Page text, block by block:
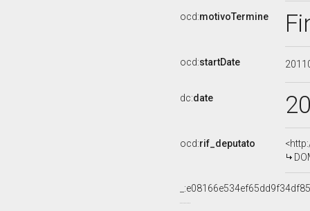
ocd:motivoTermine
ocd:startDate
dc:date
ocd:rif_deputato